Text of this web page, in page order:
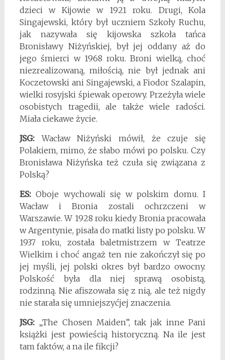
dzieci w Kijowie w 1921 roku. Drugi, Kola
Singajewski, który był uczniem Szkoły Ruchu,
jak nazywała się kijowska szkoła tańca
Bronisławy Niżyńskiej, był jej oddany aż do
jego śmierci w 1968 roku. Broni wielką, choć
niezrealizowaną, miłością, nie był jednak ani
Koczetowski ani Singajewski, a Fiodor Szalapin,
wielki rosyjski śpiewak operowy. Przeżyła wiele
osobistych tragedii, ale także wiele radości.
Miała ciekawe życie.
JSG:Wacław Niżyński mówił, że czuje się
Polakiem, mimo, że słabo mówi po polsku. Czy
Bronisława Niżyńska też czuła się związana z
Polską?
ES:Oboje wychowali się w polskim domu. I
Wacław i Bronia zostali ochrzczeni w
Warszawie. W 1928 roku kiedy Bronia pracowała
w Argentynie, pisała do matki listy po polsku. W
1937 roku, została baletmistrzem w Teatrze
Wielkim i choć angaż ten nie zakończył się po
jej myśli, jej polski okres był bardzo owocny.
Polskość była dla niej sprawą osobistą,
rodzinną. Nie afiszowała się z nią, ale też nigdy
nie starała się umniejszyćjej znaczenia.
JSG:„The Chosen Maiden”, tak jak inne Pani
książki jest powieścią historyczną. Na ile jest
tam faktów, a na ile fikcji?